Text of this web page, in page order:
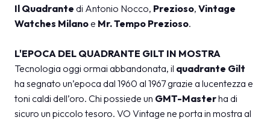
Il Quadrante di Antonio Nocco, Prezioso, Vintage
Watches Milanoe Mr. Tempo Prezioso.
L'EPOCA DEL QUADRANTE GILT IN MOSTRA
Tecnologia oggi ormai abbandonata, il quadrante Gilt
ha segnato un’epoca dal 1960 al 1967 grazie a lucentezza e
toni caldi dell’oro. Chi possiede un GMT-Masterha di
sicuro un piccolo tesoro. VO Vintage ne porta in mostra al